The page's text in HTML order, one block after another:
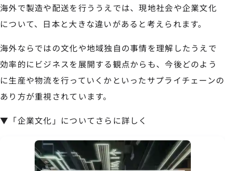
海外で製造や配送を行ううえでは、現地社会や企業文化
について、日本と大きな違いがあると考えられます。
海外ならではの文化や地域独自の事情を理解したうえで
効率的にビジネスを展開する観点からも、今後どのよう
に生産や物流を行っていくかといったサプライチェーンの
あり方が重視されています。
▼「企業文化」についてさらに詳しく